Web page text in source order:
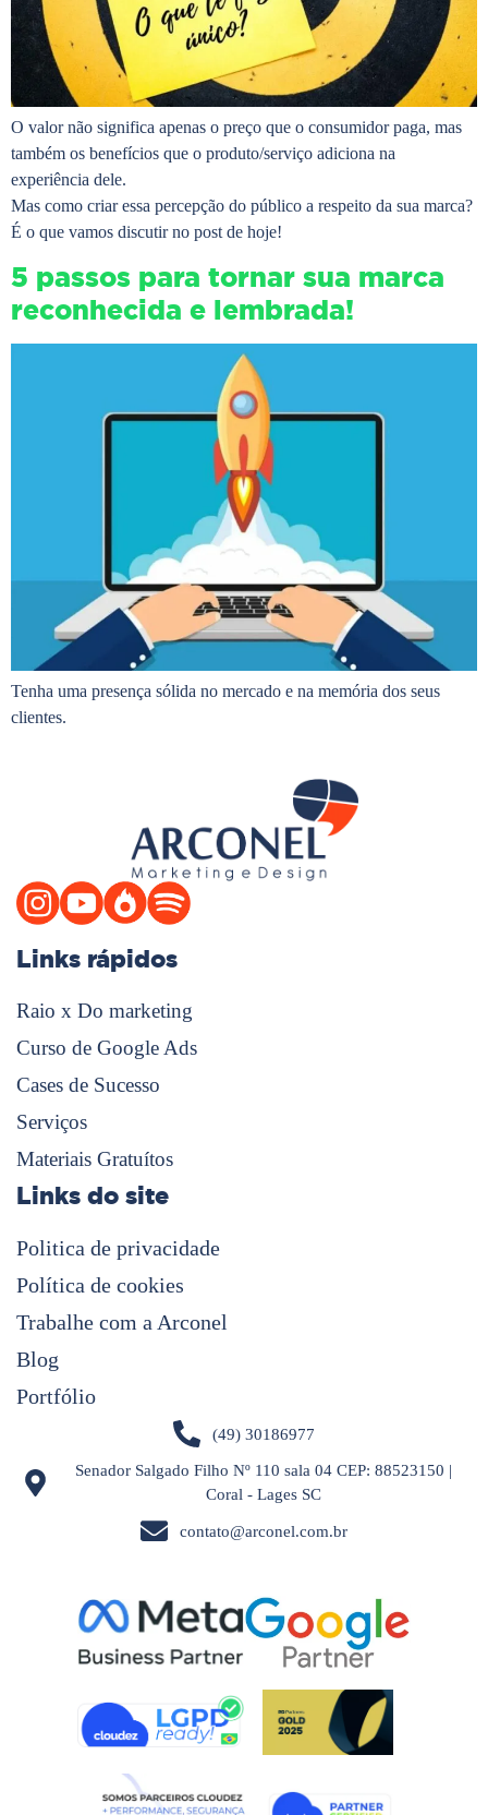
O valor não significa apenas o preço que o consumidor paga, mas
também os benefícios que o produto/serviço adiciona na
experiência dele.
Mas como criar essa percepção do público a respeito da sua marca?
É o que vamos discutir no post de hoje!
5 passos para tornar sua marca
reconhecida e lembrada!
Tenha uma presença sólida no mercado e na memória dos seus
clientes.
Links rápidos
Raio x Do marketing
Curso de Google Ads
Cases de Sucesso
Serviços
Materiais Gratuítos
Links do site
Politica de privacidade
Política de cookies
Trabalhe com a Arconel
Blog
Portfólio
(49) 30186977
Senador Salgado Filho Nº 110 sala 04 CEP: 88523150 |
Coral - Lages SC
contato@arconel.com.br